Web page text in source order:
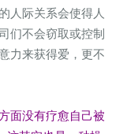
人际关系会使得人
们不会窃取或控制
力来获得爱，更不
面没有疗愈自己被